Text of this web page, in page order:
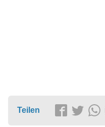
Teilen